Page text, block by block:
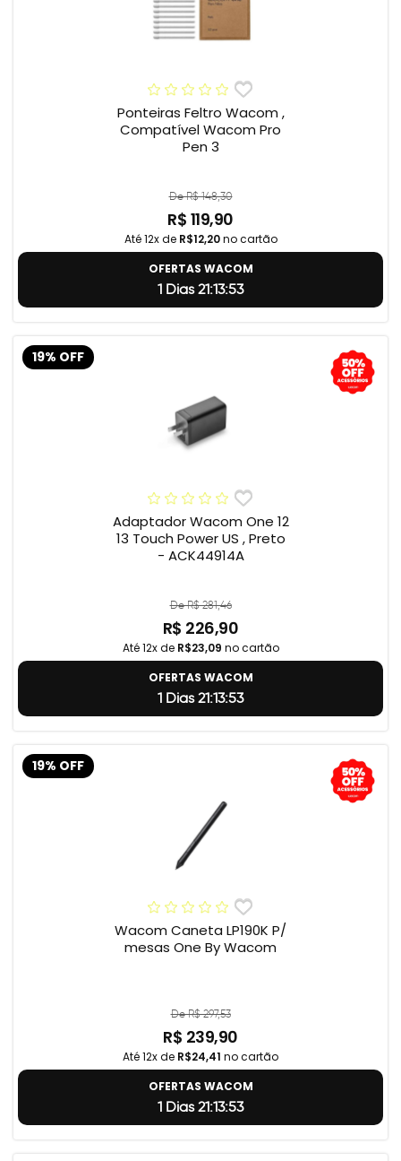
Ponteiras Feltro Wacom ,
Compatível Wacom Pro
Pen 3
De R$ 148,30
R$ 119,90
Até 12x de R$12,20no cartão
OFERTAS WACOM
1 Dias 21:13:52
19% OFF
Adaptador Wacom One 12
13 Touch Power US , Preto
- ACK44914A
De R$ 281,46
R$ 226,90
Até 12x de R$23,09 no cartão
OFERTAS WACOM
1 Dias 21:13:52
19% OFF
Wacom Caneta LP190K P/
mesas One By Wacom
De R$ 297,53
R$ 239,90
Até 12x de R$24,41 no cartão
OFERTAS WACOM
1 Dias 21:13:52